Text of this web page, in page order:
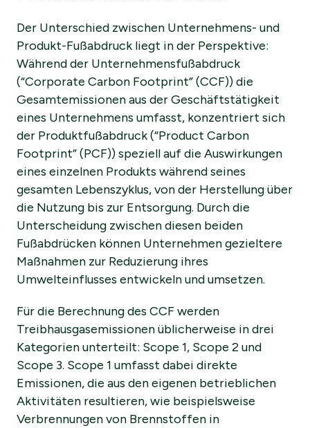
Der Unterschied zwischen Unternehmens- und
Produkt-Fußabdruck liegt in der Perspektive:
Während der Unternehmensfußabdruck
(“Corporate Carbon Footprint” (CCF)) die
Gesamtemissionen aus der Geschäftstätigkeit
eines Unternehmens umfasst, konzentriert sich
der Produktfußabdruck (“Product Carbon
Footprint” (PCF)) speziell auf die Auswirkungen
eines einzelnen Produkts während seines
gesamten Lebenszyklus, von der Herstellung über
die Nutzung bis zur Entsorgung. Durch die
Unterscheidung zwischen diesen beiden
Fußabdrücken können Unternehmen gezieltere
Maßnahmen zur Reduzierung ihres
Umwelteinflusses entwickeln und umsetzen.
Für die Berechnung des CCF werden
Treibhausgasemissionen üblicherweise in drei
Kategorien unterteilt: Scope 1, Scope 2 und
Scope 3. Scope 1 umfasst dabei direkte
Emissionen, die aus den eigenen betrieblichen
Aktivitäten resultieren, wie beispielsweise
Verbrennungen von Brennstoffen in